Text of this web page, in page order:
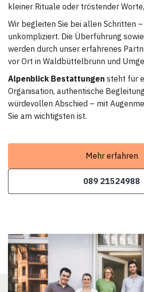
kleiner Rituale oder tröstender
Wir begleiten Sie bei allen Schritten
unkompliziert. Die Überführung
werden durch unser erfahrenes
vor Ort in Waldbüttelbrunn und
Alpenblick Bestattungen steht für
Organisation, authentische
würdevollen Abschied – mit
Sie am wichtigsten ist.
Mehr erfahren
089 21524988